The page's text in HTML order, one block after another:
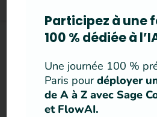
vos
leur
une
Participez à une
100 % dédiée à
Une journée 100 %
Paris pourdéployer
de A à Z avec Sage
et FlowAI.